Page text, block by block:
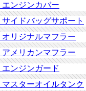
エンジンカバー
サイドバッグサポート
オリジナルマフラー
アメリカンマフラー
エンジンガード
マスターオイルタンク